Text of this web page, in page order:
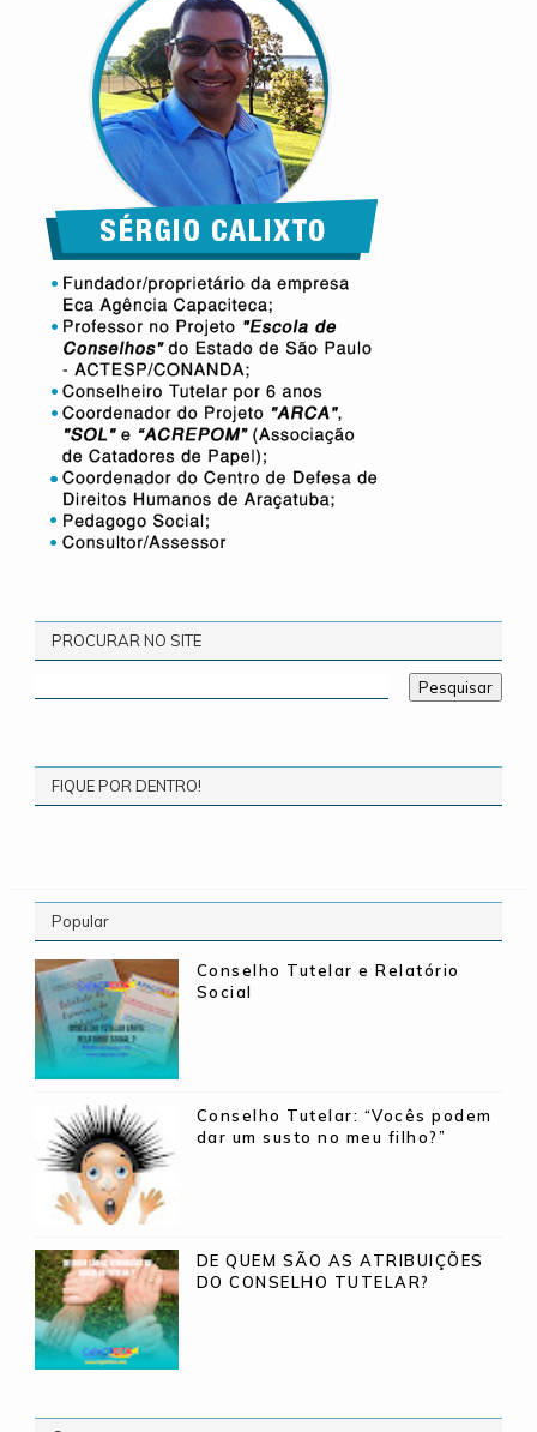
PROCURAR NO SITE
FIQUE POR DENTRO!
Popular
Conselho Tutelar e Relatório
Social
Conselho Tutelar: “Vocês podem
dar um susto no meu filho?”
DE QUEM SÃO AS ATRIBUIÇÕES
DO CONSELHO TUTELAR?